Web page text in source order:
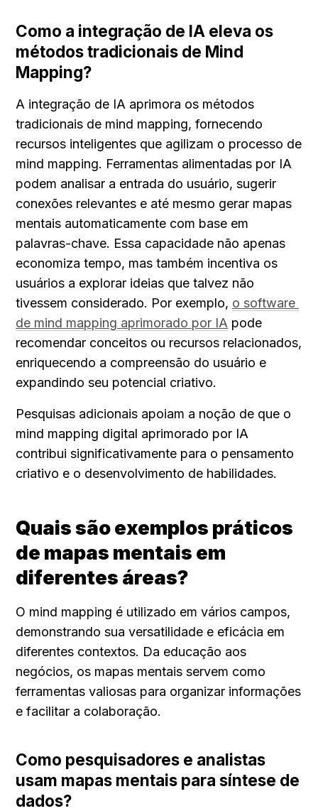
Como a integração de IA eleva os
métodos tradicionais de Mind
Mapping?
A integração de IA aprimora os métodos
tradicionais de mind mapping, fornecendo
recursos inteligentes que agilizam o processo de
mind mapping. Ferramentas alimentadas por IA
podem analisar a entrada do usuário, sugerir
conexões relevantes e até mesmo gerar mapas
mentais automaticamente com base em
palavras-chave. Essa capacidade não apenas
economiza tempo, mas também incentiva os
usuários a explorar ideias que talvez não
tivessem considerado. Por exemplo, o software
de mind mapping aprimorado por IA pode
recomendar conceitos ou recursos relacionados,
enriquecendo a compreensão do usuário e
expandindo seu potencial criativo.
Pesquisas adicionais apoiam a noção de que o
mind mapping digital aprimorado por IA
contribui significativamente para o pensamento
criativo e o desenvolvimento de habilidades.
Quais são exemplos práticos
de mapas mentais em
diferentes áreas?
O mind mapping é utilizado em vários campos,
demonstrando sua versatilidade e eficácia em
diferentes contextos. Da educação aos
negócios, os mapas mentais servem como
ferramentas valiosas para organizar informações
e facilitar a colaboração.
Como pesquisadores e analistas
usam mapas mentais para síntese de
dados?